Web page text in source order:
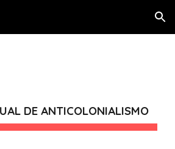
Skip to navigation
DE ANTICOLONIALISMO